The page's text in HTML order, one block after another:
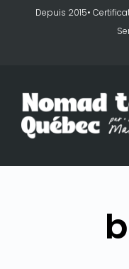
Depuis 2015•